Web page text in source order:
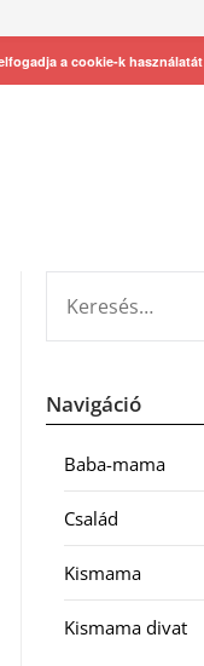
Navigáció
Baba-mama
Család
Kismama
Kismama divat
a cookie-k használatát